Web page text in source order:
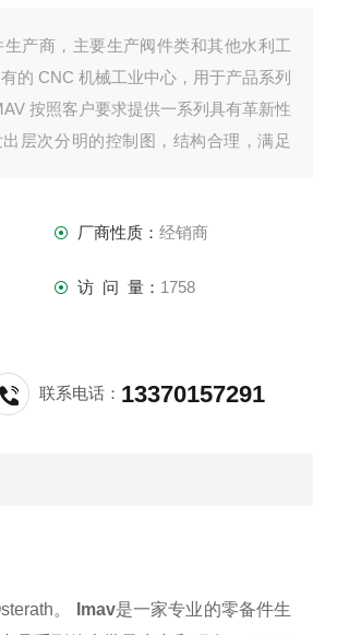
产商，主要生产阀件类和其他水利工
的 CNC 机械工业中心，用于产品系列
按照客户要求提供一系列具有革新性
层次分明的控制图，结构合理，满足
厂商性质： 经销商
访 问 量： 1758
联系电话： 13370157291
。 Imav是一家专业的零备件生